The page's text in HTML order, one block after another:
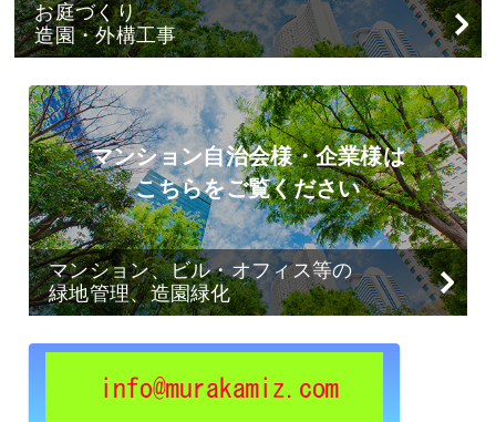
お庭づくり
造園・外構工事
マンション自治会様・企業様は
こちらをご覧ください
マンション、ビル・オフィス等の
緑地管理、造園緑化